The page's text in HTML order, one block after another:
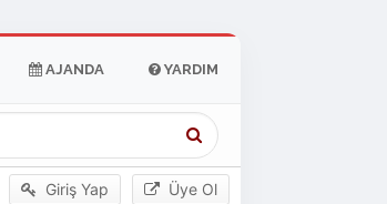
AJANDA YARDIM
Giriş Yap Üye Ol